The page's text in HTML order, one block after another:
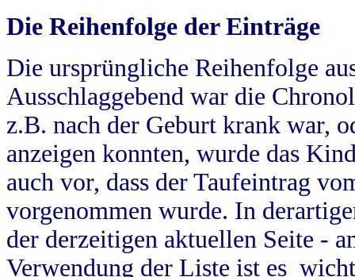
Die Reihenfolge der Einträge
Die ursprüngliche Reihenfolge
Ausschlaggebend war die
z.B. nach der Geburt krank war,
anzeigen konnten, wurde das
auch vor, dass der Taufeintrag
vorgenommen wurde. In
der derzeitigen aktuellen Seite -
Verwendung der Liste ist es